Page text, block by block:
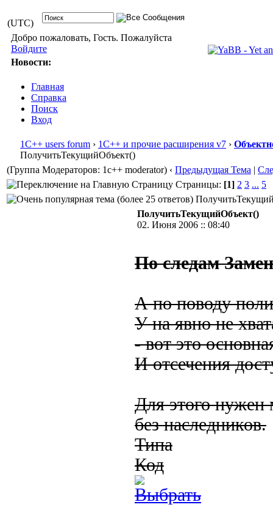
(UTC)
Добро пожаловать, Гость. Пожалуйста
Войдите
Новости:
Главная
Справка
Поиск
Вход
1С++ users forum › 1С++ и прочие расширения v7 ›
ПолучитьТекущийОбъект()
(Группа Модераторов: 1c++ moderator) ‹ Предыдущая Тема |
Страницы: [1] 2 3 ... 5
ПолучитьТекущийОбъект()
02. Июня 2006 :: 08:40
По следам
А по поводу
У на явно не
- вот это
И отсечения
Для этого нужен
без наследников.
Типа
Код